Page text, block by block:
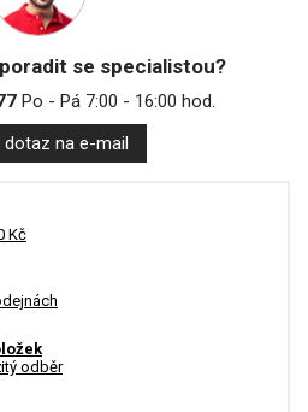
se specialistou?
Po - Pá 7:00 - 16:00 hod.
dotaz na e-mail
Kč
odběr